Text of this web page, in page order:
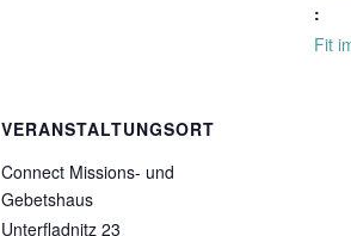
:
Fit
VERANSTALTUNGSORT
Connect Missions- und
Gebetshaus
Unterfladnitz 23